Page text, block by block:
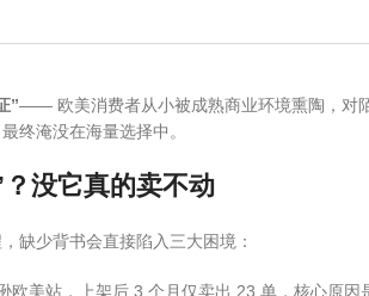
”—— 欧美消费者从小被成熟商业环境熏陶，对
终淹没在海量选择中。
没它真的卖不动
缺少背书会直接陷入三大困境：
欧美站，上架后 3 个月仅卖出 23 单，核心原因